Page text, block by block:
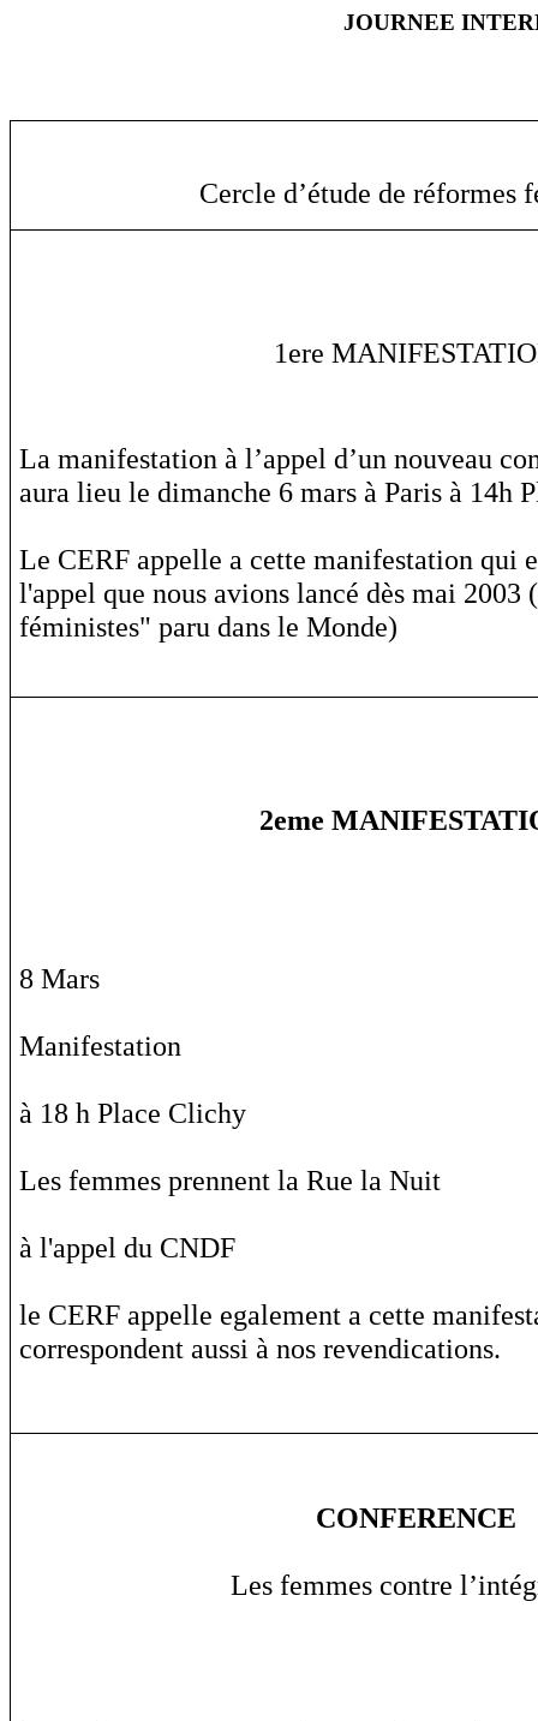
JOURNEE
Cercle d’étude de réformes
1ere
La manifestation à l’appel d’un nouveau
aura lieu le dimanche 6 mars à Paris à 14h
Le CERF appelle a cette manifestation qui
l'appel que nous avions lancé dès mai 2003
féministes" paru dans le Monde)
2eme
8 Mars
Manifestation
à 18 h Place Clichy
Les femmes prennent la Rue la Nuit
à l'appel du CNDF
le CERF appelle egalement a cette
correspondent aussi à nos revendications.
CONFERENCE
Les femmes contre